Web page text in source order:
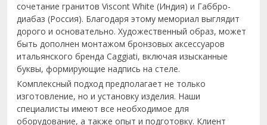
сочетание гранитов Viscont White (Индия) и Габбро-
диабаз (Россия). Благодаря этому мемориал выглядит
дорого и основательно. Художественный образ, может
быть дополнен монтажом бронзовых аксессуаров
итальянского бренда Caggiati, включая изысканные
буквы, формирующие надпись на стеле.
Комплексный подход предполагает не только
изготовление, но и установку изделия. Наши
специалисты имеют все необходимое для
оборудование, а также опыт и подготовку. Клиент